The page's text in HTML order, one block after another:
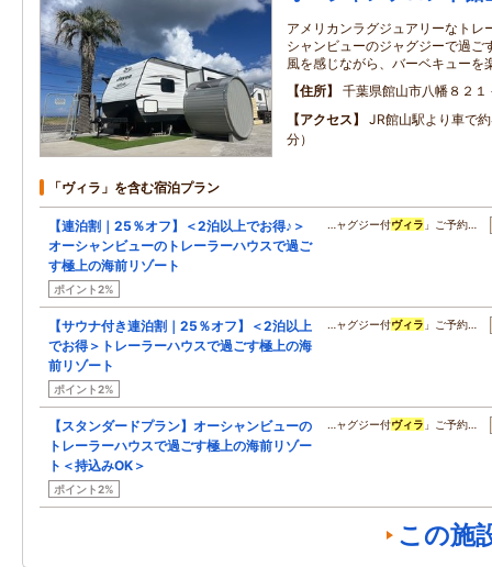
アメリカンラグジュアリーなトレ
シャンビューのジャグジーで過ご
風を感じながら、バーベキューを
住所
千葉県館山市八幡８２１
アクセス
JR館山駅より車で
分）
「ヴィラ」を含む宿泊プラン
【連泊割｜25％オフ】＜2泊以上でお得♪＞
オーシャンビューのトレーラーハウスで過ご
す極上の海前リゾート
ポイント2%
…ャグジー付ヴィラ 」ご予約…
【サウナ付き連泊割｜25％オフ】＜2泊以上
でお得＞トレーラーハウスで過ごす極上の海
前リゾート
ポイント2%
…ャグジー付ヴィラ 」ご予約…
【スタンダードプラン】オーシャンビューの
トレーラーハウスで過ごす極上の海前リゾー
ト＜持込みOK＞
ポイント2%
…ャグジー付ヴィラ 」ご予約…
この施